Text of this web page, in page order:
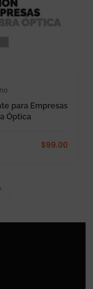
para Empresas
Óptica
$99.00